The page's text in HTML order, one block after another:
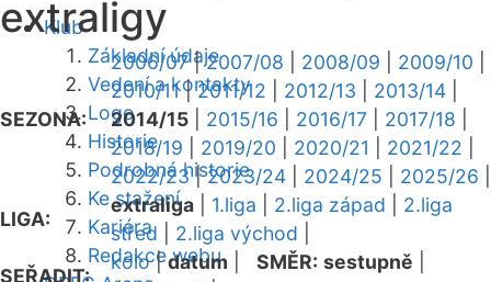
Klub
Základní údaje
Vedení a kontakty
Logo
Historie
Podrobná historie
Ke stažení
Kariéra
Redakce webu
extraligy
SEZONA:
2006/07|2007/08 2008/09 2009/10
2010/11|2011/12 2012/13 2013/14
2014/15
2015/16 2016/17 2017/18
2018/19
2019/20 2020/21 2021/22
2022/23|2023/24 2024/25 2025/26
LIGA:
extraliga 1.liga 2.liga západ
2.liga
střed
2.liga východ
SEŘADIT:
kolo|datum SMĚR: sestupně